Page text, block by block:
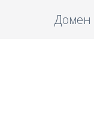
Домен